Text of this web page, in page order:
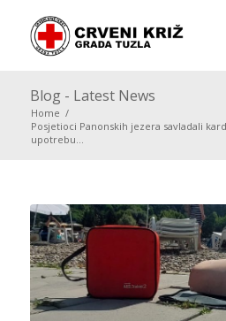
Blog - Latest News
Home /
Posjetioci Panonskih jezera savladali
upotrebu...